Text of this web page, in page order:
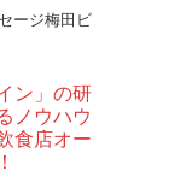
ゥ
ージ梅田ビ
ン」の研
ノウハウ
食店オー